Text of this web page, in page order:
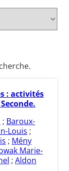
: activités
; Baroux-
Louis ;
; Mény
Marie-
; Aldon